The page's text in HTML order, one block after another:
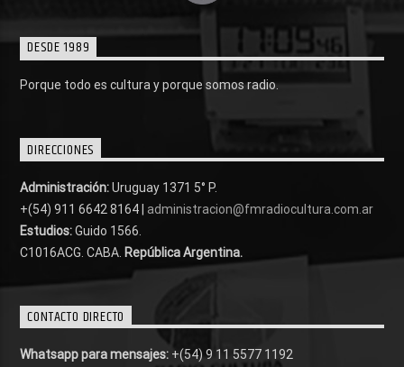
DESDE 1989
Porque todo es cultura y porque somos radio.
DIRECCIONES
Administración:Uruguay 1371 5° P.
+(54) 911 6642 8164 | administracion@fmradiocultura.com.ar
Estudios:Guido 1566.
C1016ACG . CABA. República Argentina.
CONTACTO DIRECTO
Whatsapp para mensajes: +(54) 9 11 5577 1192